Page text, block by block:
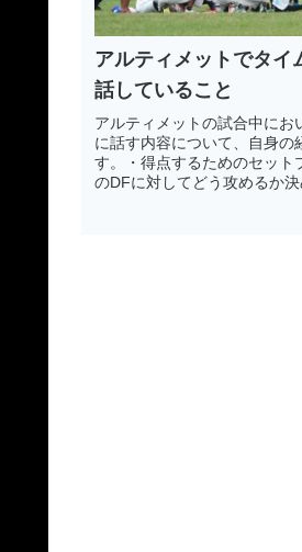
アルティメットでタイ
話していること
アルティメットの試合中に
に話す内容について、自身
す。・得点するためのセット
のDFに対してどう攻めるか